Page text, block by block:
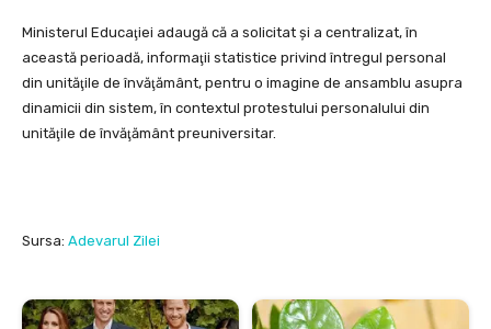
Ministerul Educaţiei adaugă că a solicitat şi a centralizat, în
această perioadă, informaţii statistice privind întregul personal
din unităţile de învăţământ, pentru o imagine de ansamblu asupra
dinamicii din sistem, în contextul protestului personalului din
unităţile de învăţământ preuniversitar.
Sursa: Adevarul Zilei